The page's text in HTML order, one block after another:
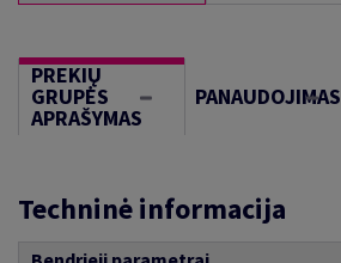
PREKIŲ
GRUPĖS
APRAŠYMAS
PANAUDOJIMAS
Techninė informacija